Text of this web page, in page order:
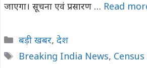
जाएगा। सूचना एवं प्रसारण … Read
Categories
बड़ी खबर, देश
Tags
Breaking India News,